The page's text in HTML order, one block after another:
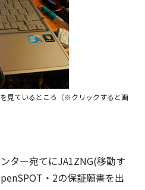
見ているところ（※クリックすると画
ター宛てにJA1ZNG(移動す
・2の保証願書を出